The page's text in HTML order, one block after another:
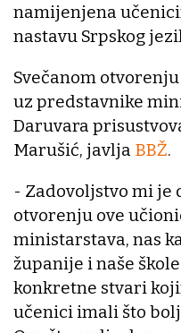
namijenjena
nastavu Srpskog
Svečanom
uz predstavnike
Daruvara
Marušić, javlja BBŽ.
- Zadovoljstvo mi je
otvorenju ove
ministarstava, nas
županije i naše
konkretne stvari
učenici imali što